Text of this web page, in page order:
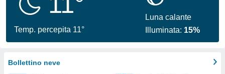
per
le
di
Temp. percepita 11°
Luna calante
Illuminata: 15%
Bollettino neve